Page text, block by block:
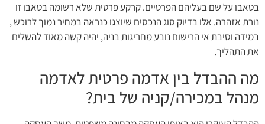
בטאבו על שם בעליהם הפרטיים. קרקע פרטית שלא רשומה בטאבו זו
נורת אזהרה. אלו בדיוק סוג הנכסים שיוצגו כנראה במחיר נמוך לרוכש ,
במידה וסיבת אי הרישום נובע מחריגות בניה, יהיה קשה מאוד להשלים
את התהליך.
מה ההבדל בין אדמה פרטית לאדמה
מנהל במכירה/קניה של בית?